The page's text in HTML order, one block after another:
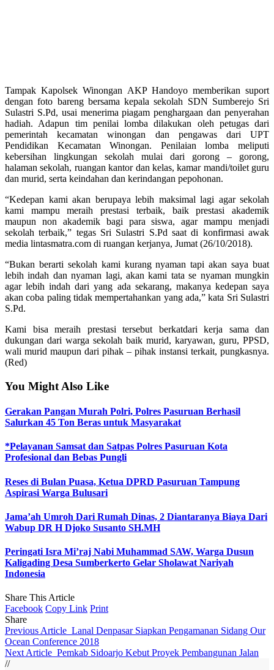
Tampak Kapolsek Winongan AKP Handoyo memberikan suport
dengan foto bareng bersama kepala sekolah SDN Sumberejo Sri
Sulastri S.Pd, usai menerima piagam penghargaan dan penyerahan
hadiah. Adapun tim penilai lomba dilakukan oleh petugas dari
pemerintah kecamatan winongan dan pengawas dari UPT
Pendidikan Kecamatan Winongan. Penilaian lomba meliputi
kebersihan lingkungan sekolah mulai dari gorong – gorong,
halaman sekolah, ruangan kantor dan kelas, kamar mandi/toilet guru
dan murid, serta keindahan dan kerindangan pepohonan.
“Kedepan kami akan berupaya lebih maksimal lagi agar sekolah
kami mampu meraih prestasi terbaik, baik prestasi akademik
maupun non akademik bagi para siswa, agar mampu menjadi
sekolah terbaik,” tegas Sri Sulastri S.Pd saat di konfirmasi awak
media lintasmatra.com di ruangan kerjanya, Jumat (26/10/2018).
“Bukan berarti sekolah kami kurang nyaman tapi akan saya buat
lebih indah dan nyaman lagi, akan kami tata se nyaman mungkin
agar lebih indah dari yang ada sekarang, makanya kedepan saya
akan coba paling tidak mempertahankan yang ada,” kata Sri Sulastri
S.Pd.
Kami bisa meraih prestasi tersebut berkatdari kerja sama dan
dukungan dari warga sekolah baik murid, karyawan, guru, PPSD,
wali murid maupun dari pihak – pihak instansi terkait, pungkasnya.
(Red)
You Might Also Like
Gerakan Pangan Murah Polri, Polres Pasuruan Berhasil
Salurkan 45 Ton Beras untuk Masyarakat
*Pelayanan Samsat dan Satpas Polres Pasuruan Kota
Profesional dan Bebas Pungli
Reses di Bulan Puasa, Ketua DPRD Pasuruan Tampung
Aspirasi Warga Bulusari
Jama’ah Umroh Dari Rumah Dinas, 2 Diantaranya Biaya Dari
Wabup DR H Djoko Susanto SH.MH
Peringati Isra Mi’raj Nabi Muhammad SAW, Warga Dusun
Kaligading Desa Sumberkerto Gelar Sholawat Nariyah
Indonesia
Share This Article
Facebook Copy Link Print
Share
Previous Article Lanal Denpasar Siapkan Pengamanan Sidang Our
Ocean Conference 2018
Next Article Pemkab Sidoarjo Kebut Proyek Pembangunan Jalan
//